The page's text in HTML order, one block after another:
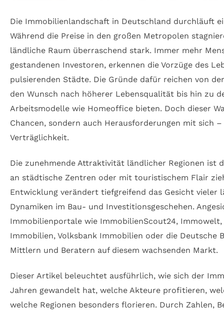
Die Immobilienlandschaft in Deutschland durchläuft
Während die Preise in den großen Metropolen
ländliche Raum überraschend stark. Immer mehr
gestandenen Investoren, erkennen die Vorzüge des
pulsierenden Städte. Die Gründe dafür reichen von
den Wunsch nach höherer Lebensqualität bis hin zu
Arbeitsmodelle wie Homeoffice bieten. Doch dieser
Chancen, sondern auch Herausforderungen mit sich
Verträglichkeit.
Die zunehmende Attraktivität ländlicher Regionen ist
an städtische Zentren oder mit touristischem Flair
Entwicklung verändert tiefgreifend das Gesicht vieler
Dynamiken im Bau- und Investitionsgeschehen.
Immobilienportale wie ImmobilienScout24, Immowelt,
Immobilien, Volksbank Immobilien oder die Deutsche
Mittlern und Beratern auf diesem wachsenden Markt.
Dieser Artikel beleuchtet ausführlich, wie sich der
Jahren gewandelt hat, welche Akteure profitieren,
welche Regionen besonders florieren. Durch Zahlen,